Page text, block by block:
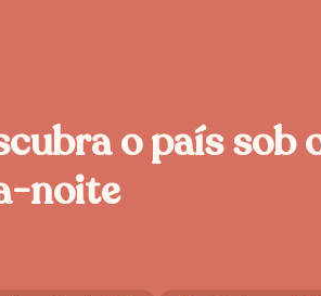
o país sob
noite